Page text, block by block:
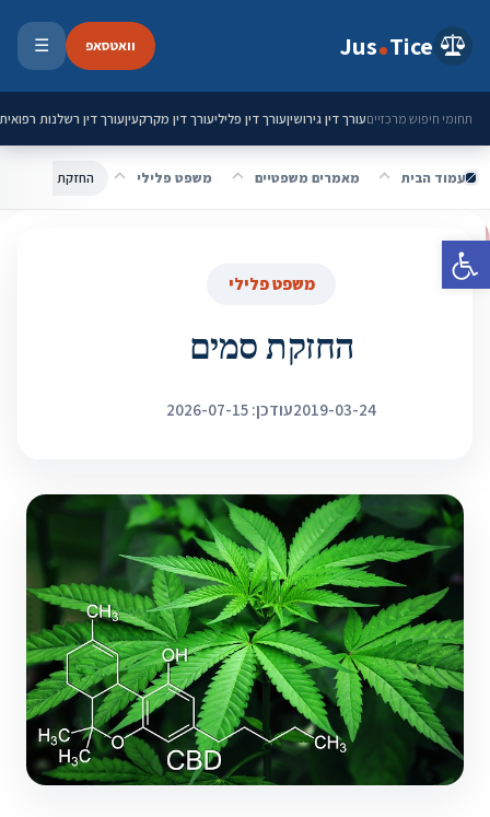
פתח סרגל נגישות
Jus Tice וואטסאפ ☰
תחומי חיפוש מרכזייםעורך דין גירושיןעורך דין פליליעורך דין מקרקעיןעורך דין רשלנות רפואית
עמוד הבית מאמרים משפטיים משפט פלילי החזקת סמים
משפט פלילי
החזקת סמים
2019-03-24עודכן: 2026-07-15